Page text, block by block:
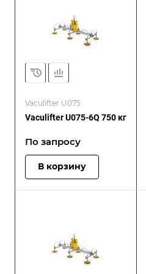
Vaculifter U075
Vaculifter U075-6Q 750 кг
По запросу
В корзину